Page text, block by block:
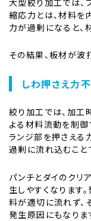
縮応力とは、材料を
力が過剰になると、
その結果、板材が波
しわ押さえ力
絞り加工では、加工
よる材料流動を制御
ランジ部を押さえる
過剰に流れ込むこと
パンチとダイのクリ
生しやすくなります
料が適切に流れず、
発生原因にもなりま